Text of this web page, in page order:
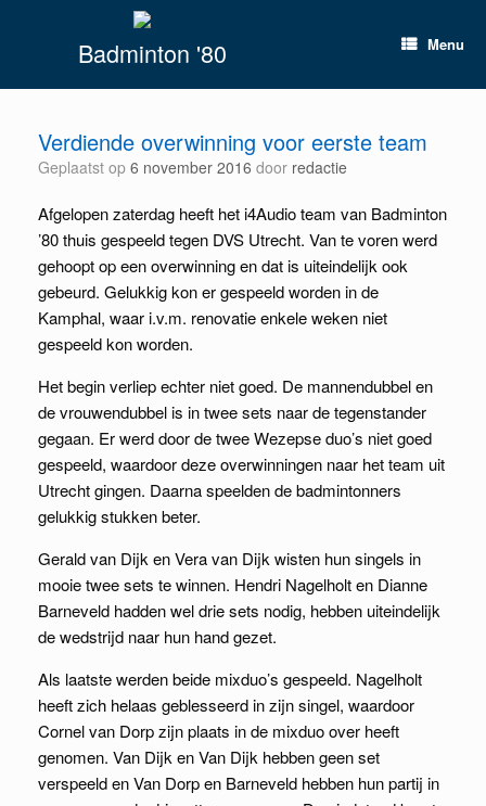
Badminton '80 Menu
Verdiende overwinning voor eerste team
Geplaatst op 6 november 2016 door redactie
Afgelopen zaterdag heeft het i4Audio team van Badminton
’80 thuis gespeeld tegen DVS Utrecht. Van te voren werd
gehoopt op een overwinning en dat is uiteindelijk ook
gebeurd. Gelukkig kon er gespeeld worden in de
Kamphal, waar i.v.m. renovatie enkele weken niet
gespeeld kon worden.
Het begin verliep echter niet goed. De mannendubbel en
de vrouwendubbel is in twee sets naar de tegenstander
gegaan. Er werd door de twee Wezepse duo’s niet goed
gespeeld, waardoor deze overwinningen naar het team uit
Utrecht gingen. Daarna speelden de badmintonners
gelukkig stukken beter.
Gerald van Dijk en Vera van Dijk wisten hun singels in
mooie twee sets te winnen. Hendri Nagelholt en Dianne
Barneveld hadden wel drie sets nodig, hebben uiteindelijk
de wedstrijd naar hun hand gezet.
Als laatste werden beide mixduo’s gespeeld. Nagelholt
heeft zich helaas geblesseerd in zijn singel, waardoor
Cornel van Dorp zijn plaats in de mixduo over heeft
genomen. Van Dijk en Van Dijk hebben geen set
verspeeld en Van Dorp en Barneveld hebben hun partij in